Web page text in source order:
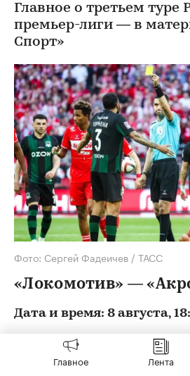
Главное о третьем туре
премьер-лиги — в
Спорт»
Фото: Сергей Фадеичев / ТАСС
«Локомотив» —
Дата и время: 8 августа,
Место: «РЖД Арена»
Главное Лента